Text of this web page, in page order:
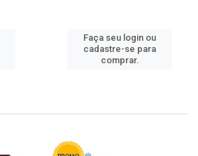
Faça seu login ou
cadastre-se para
comprar.